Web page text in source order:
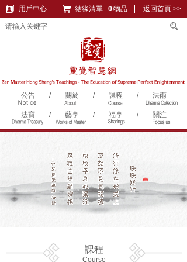
購物車 0物品
用戶中心 返回首頁 >>
結緣清單
公告/ 關於/ 課程 / 法雨
法寶/ 藝享/ 福享/ 關注
Course
課程